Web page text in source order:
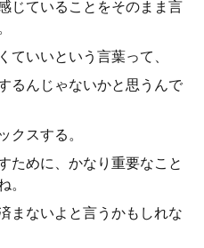
じていることをそのまま言
ていいという言葉って、
るんじゃないかと思うんで
クスする。
ために、かなり重要なこと
。
まないよと言うかもしれな